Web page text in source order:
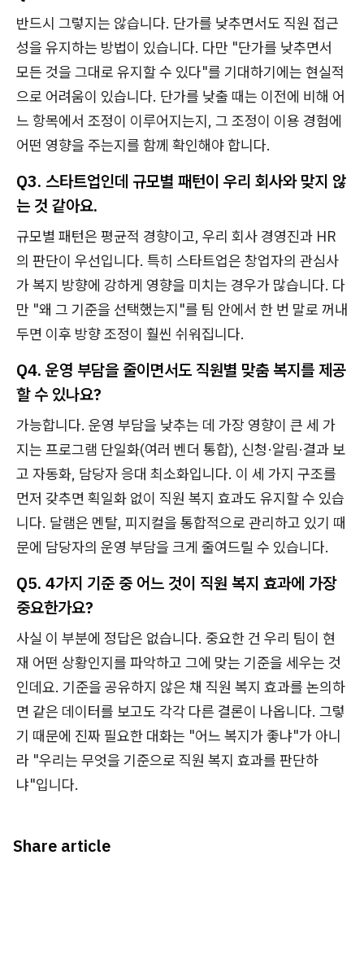
반드시 그렇지는 않습니다. 단가를 낮추면서도 직원 접근
성을 유지하는 방법이 있습니다. 다만 "단가를 낮추면서
모든 것을 그대로 유지할 수 있다"를 기대하기에는 현실적
으로 어려움이 있습니다. 단가를 낮출 때는 이전에 비해 어
느 항목에서 조정이 이루어지는지, 그 조정이 이용 경험에
어떤 영향을 주는지를 함께 확인해야 합니다.
Q3. 스타트업인데 규모별 패턴이 우리 회사와 맞지 않
는 것 같아요.
규모별 패턴은 평균적 경향이고, 우리 회사 경영진과 HR
의 판단이 우선입니다. 특히 스타트업은 창업자의 관심사
가 복지 방향에 강하게 영향을 미치는 경우가 많습니다. 다
만 "왜 그 기준을 선택했는지"를 팀 안에서 한 번 말로 꺼내
두면 이후 방향 조정이 훨씬 쉬워집니다.
Q4. 운영 부담을 줄이면서도 직원별 맞춤 복지를 제공
할 수 있나요?
가능합니다. 운영 부담을 낮추는 데 가장 영향이 큰 세 가
지는 프로그램 단일화(여러 벤더 통합), 신청·알림·결과 보
고 자동화, 담당자 응대 최소화입니다. 이 세 가지 구조를
먼저 갖추면 획일화 없이 직원 복지 효과도 유지할 수 있습
니다. 달램은 멘탈, 피지컬을 통합적으로 관리하고 있기 때
문에 담당자의 운영 부담을 크게 줄여드릴 수 있습니다.
Q5. 4가지 기준 중 어느 것이 직원 복지 효과에 가장
중요한가요?
사실 이 부분에 정답은 없습니다. 중요한 건 우리 팀이 현
재 어떤 상황인지를 파악하고 그에 맞는 기준을 세우는 것
인데요. 기준을 공유하지 않은 채 직원 복지 효과를 논의하
면 같은 데이터를 보고도 각각 다른 결론이 나옵니다. 그렇
기 때문에 진짜 필요한 대화는 "어느 복지가 좋냐"가 아니
라 "우리는 무엇을 기준으로 직원 복지 효과를 판단하
냐"입니다.
Share article